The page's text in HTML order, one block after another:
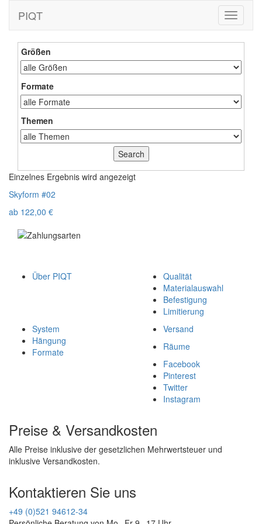
Toggle
PIQT
Größen
Formate
Themen
Einzelnes Ergebnis wird angezeigt
Skyform #02
ab 122,00 €
Über PIQT
Qualität
Materialauswahl
Befestigung
Limitierung
System
Hängung
Formate
Versand
Räume
Facebook
Pinterest
Twitter
Instagram
Preise & Versandkosten
Alle Preise inklusive der gesetzlichen Mehrwertsteuer und
inklusive Versandkosten.
Kontaktieren Sie uns
+49 (0)521 94612-34